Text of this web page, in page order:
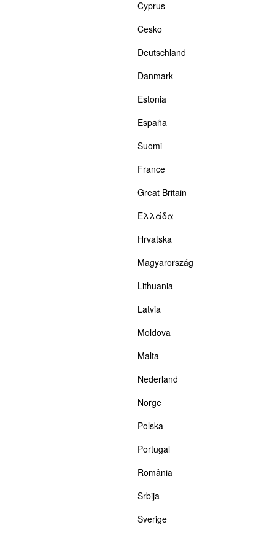
Cyprus
Česko
Deutschland
Danmark
Estonia
España
Suomi
France
Great Britain
Ελλάδα
Hrvatska
Magyarország
Lithuania
Latvia
Moldova
Malta
Nederland
Norge
Polska
Portugal
România
Srbija
Sverige